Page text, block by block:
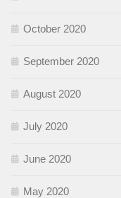
October 2020
September 2020
August 2020
July 2020
June 2020
May 2020